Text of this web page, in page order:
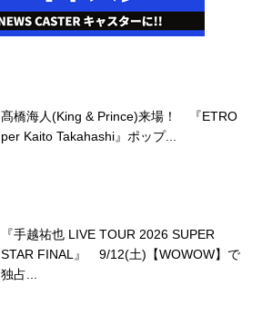
髙橋海人(King & Prince)来場！ 『ETRO
per Kaito Takahashi』ポップ...
『手越祐也 LIVE TOUR 2026 SUPER
STAR FINAL』 9/12(土)【WOWOW】で
独占...